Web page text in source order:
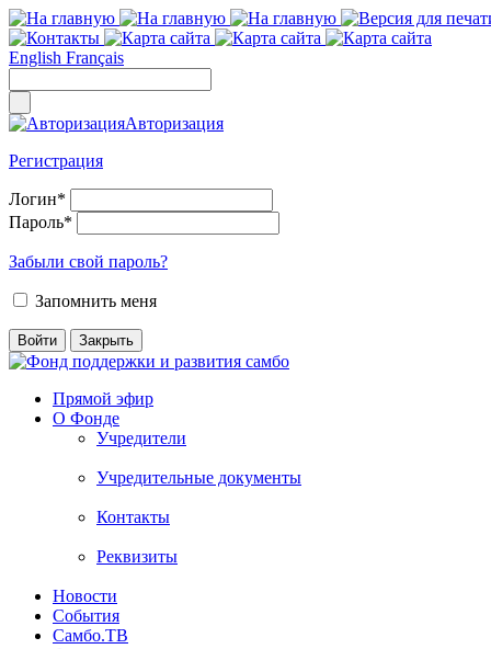
English Français
Авторизация
Регистрация
Логин*
Пароль*
Забыли свой пароль?
Запомнить меня
Прямой эфир
О Фонде
Учредители
Учредительные документы
Контакты
Реквизиты
Новости
События
Самбо.ТВ